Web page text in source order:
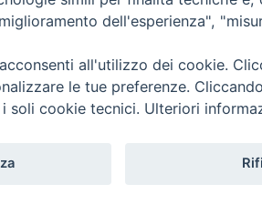
Vita Trentina Editrice
dell'esperienza",
all'utilizzo dei cookie.
le tue preferenze.
soli cookie tecnici. Ulteriori